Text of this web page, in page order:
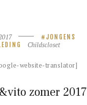
JONGENS
Childscloset
website-translator]
zomer 2017